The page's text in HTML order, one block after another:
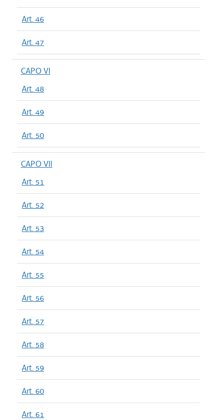
Art. 46
Art. 47
CAPO VI
Art. 48
Art. 49
Art. 50
CAPO VII
Art. 51
Art. 52
Art. 53
Art. 54
Art. 55
Art. 56
Art. 57
Art. 58
Art. 59
Art. 60
Art. 61